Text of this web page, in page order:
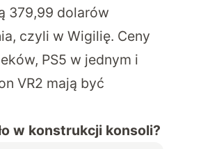
379,99 dolarów
czyli w Wigilię. Ceny
PS5 w jednym i
VR2 mają być
w konstrukcji konsoli?